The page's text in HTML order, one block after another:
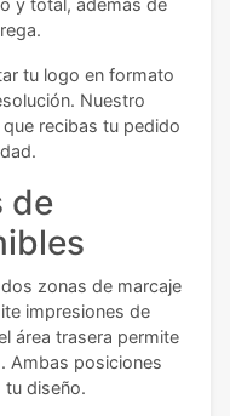
tu logo en formato
Nuestro
recibas tu pedido
de
zonas de marcaje
impresiones de
área trasera permite
Ambas posiciones
tu diseño.